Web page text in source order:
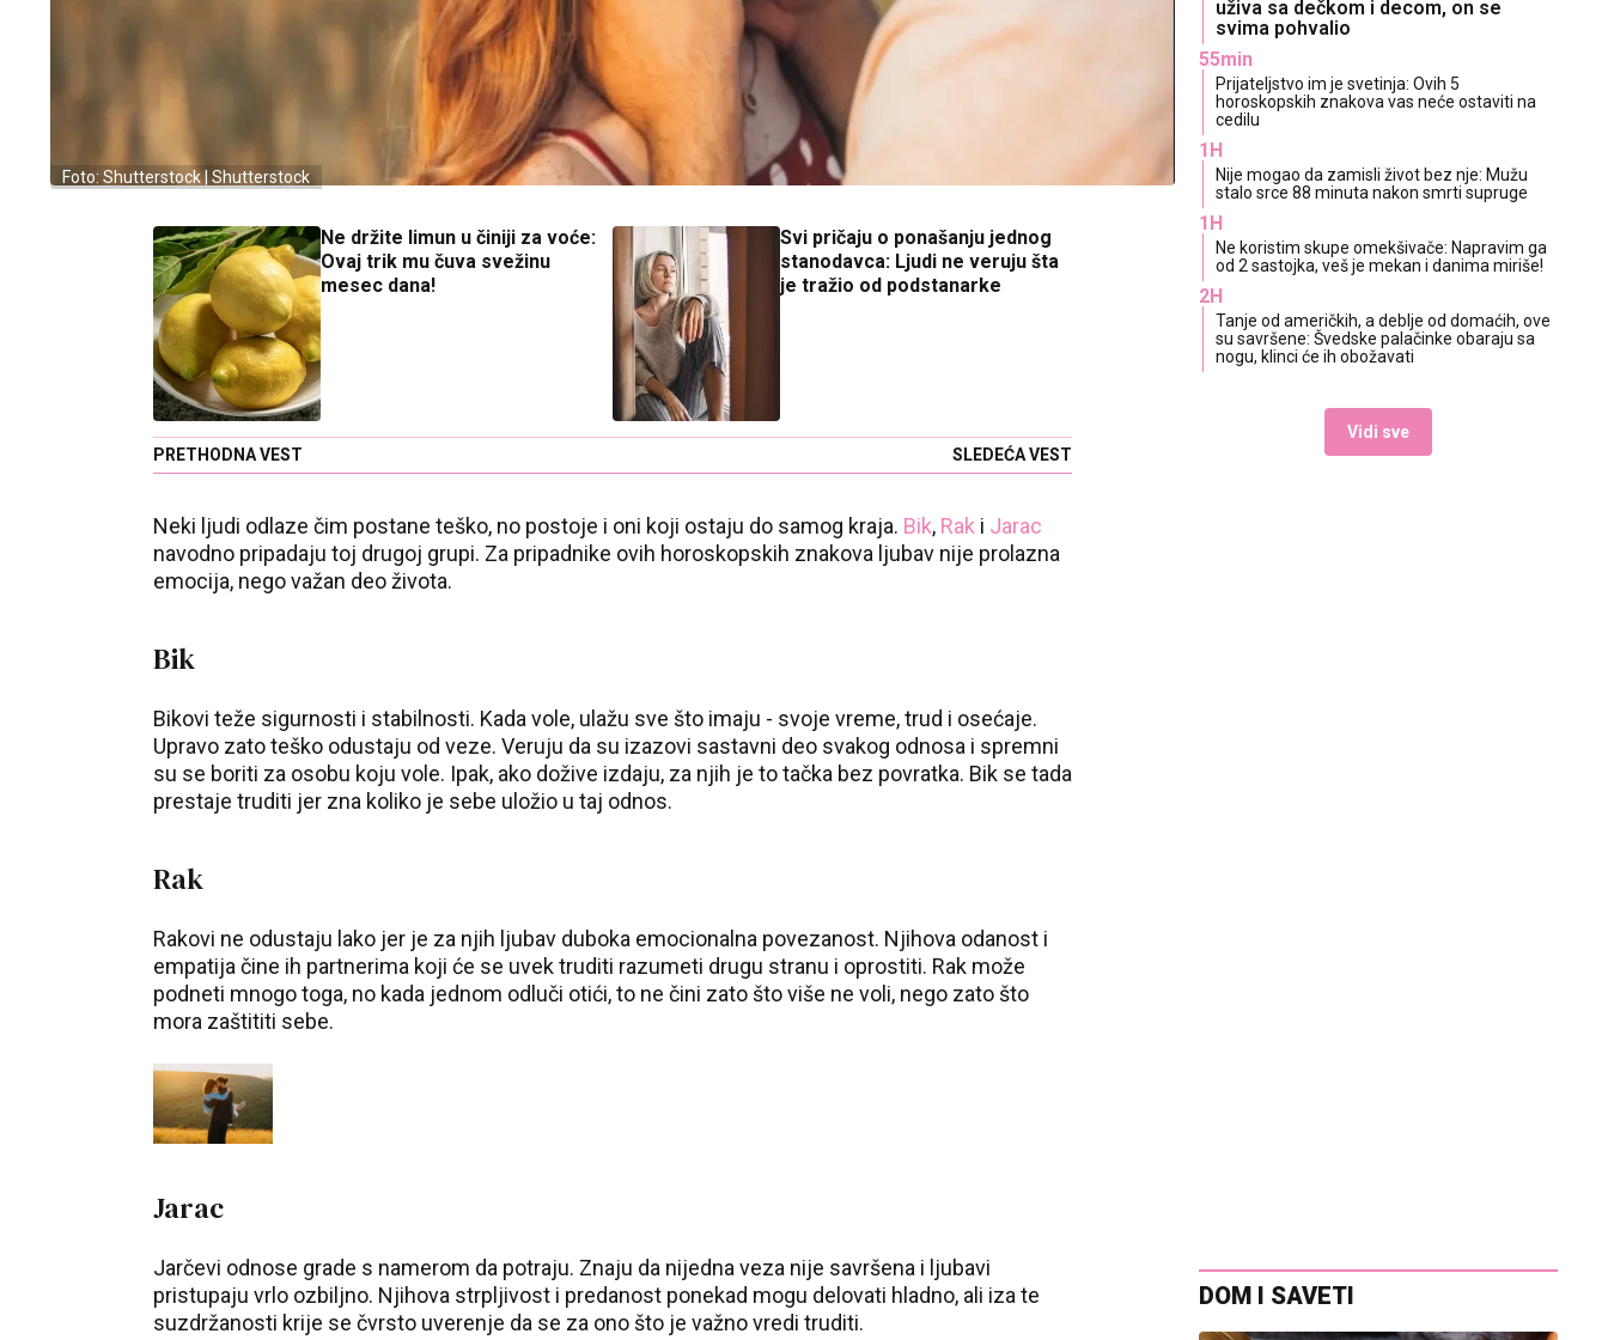
Foto: Shutterstock | Shutterstock
Ne držite limun u činiji za voće:
Ovaj trik mu čuva svežinu
mesec dana!
PRETHODNA VEST
Svi pričaju o ponašanju jednog
stanodavca: Ljudi ne veruju šta
je tražio od podstanarke
SLEDEĆA VEST
Neki ljudi odlaze čim postane teško, no postoje i oni koji ostaju do samog kraja. Bik, Rak i Jarac
navodno pripadaju toj drugoj grupi. Za pripadnike ovih horoskopskih znakova ljubav nije prolazna
emocija, nego važan deo života.
Bik
Bikovi teže sigurnosti i stabilnosti. Kada vole, ulažu sve što imaju - svoje vreme, trud i osećaje.
Upravo zato teško odustaju od veze. Veruju da su izazovi sastavni deo svakog odnosa i spremni
su se boriti za osobu koju vole. Ipak, ako dožive izdaju, za njih je to tačka bez povratka. Bik se tada
prestaje truditi jer zna koliko je sebe uložio u taj odnos.
Rak
Rakovi ne odustaju lako jer je za njih ljubav duboka emocionalna povezanost. Njihova odanost i
empatija čine ih partnerima koji će se uvek truditi razumeti drugu stranu i oprostiti. Rak može
podneti mnogo toga, no kada jednom odluči otići, to ne čini zato što više ne voli, nego zato što
mora zaštititi sebe.
Jarac
Jarčevi odnose grade s namerom da potraju. Znaju da nijedna veza nije savršena i ljubavi
pristupaju vrlo ozbiljno. Njihova strpljivost i predanost ponekad mogu delovati hladno, ali iza te
suzdržanosti krije se čvrsto uverenje da se za ono što je važno vredi truditi.
uživa sa dečkom i decom, on se
svima pohvalio
55min
Prijateljstvo im je svetinja: Ovih 5
horoskopskih znakova vas neće ostaviti na
cedilu
1H
Nije mogao da zamisli život bez nje: Mužu
stalo srce 88 minuta nakon smrti supruge
1H
Ne koristim skupe omekšivače: Napravim ga
od 2 sastojka, veš je mekan i danima miriše!
2H
Tanje od američkih, a deblje od domaćih, ove
su savršene: Švedske palačinke obaraju sa
nogu, klinci će ih obožavati
Vidi sve
DOM I SAVETI